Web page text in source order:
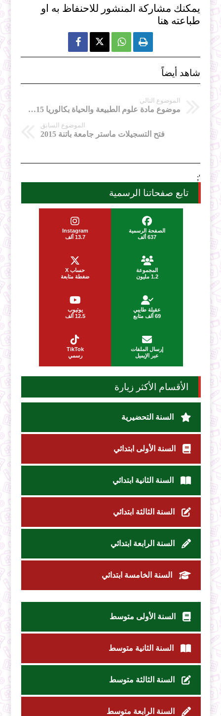
يمكنك مشاركة المنشور للاحنفاظ به او
طباعته هنا
  
شاهد أيضاً
الموضوع التالي
موضوع مادة علوم الطبيعة والحياة بكالوريا 2015 شعبة علوم تجريبية
الموضوع السابق
فتح التسجيلات ماستر جامعة باتنة 2015
';
تابع صفحاتنا الرسمية
الصفحة الرسمية
637 ألف
Instagram
13.7 ألف
المجموعة
1.2 مليون
حساب X
ضغطة متابعة
عقيلة طايبي
69 ألف متابع
يوتيوب
12.5 ألف
إرسال الملفات
عبر الإيميل
TikTok
رسمي
الأقسام الأكثر زيارة
السنة التحضيرية
السنة الأولى ابتدائي
السنة الثانية ابتدائي
السنة الثالثة ابتدائي
السنة الرابعة ابتدائي
السنة الخامسة ابتدائي
السنة الأولى متوسط
السنة الثانية متوسط
السنة الثالثة متوسط
السنة الرابعة متوسط